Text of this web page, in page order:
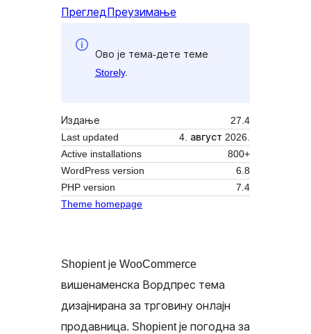
Преглед Преузимање
Ово је тема-дете теме
Storely.
Издање
27.4
Last updated
4. август 2026.
Active installations
800+
WordPress version
6.8
PHP version
7.4
Theme homepage
Shopient је WooCommerce
вишенаменска Вордпрес тема
дизајнирана за трговину онлајн
продавница. Shopient је погодна за